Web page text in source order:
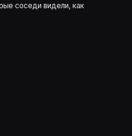
соседи видели, как